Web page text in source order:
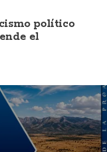
político
el